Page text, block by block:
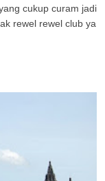
cukup curam jadi
rewel rewel club ya